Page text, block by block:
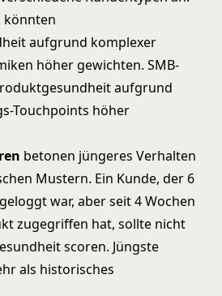
könnten
aufgrund komplexer
höher gewichten. SMB-
aufgrund
Touchpoints höher
betonen jüngeres Verhalten
Mustern. Ein Kunde, der 6
war, aber seit 4 Wochen
zugegriffen hat, sollte nicht
scoren. Jüngste
als historisches